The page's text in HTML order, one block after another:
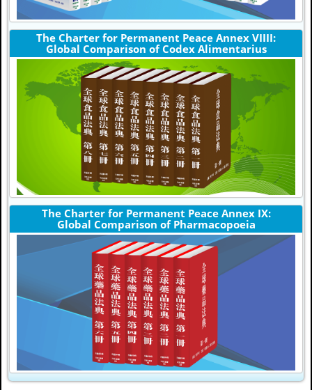
The Charter for Permanent Peace Annex VIIII:
Global Comparison of Codex Alimentarius
The Charter for Permanent Peace Annex IX:
Global Comparison of Pharmacopoeia